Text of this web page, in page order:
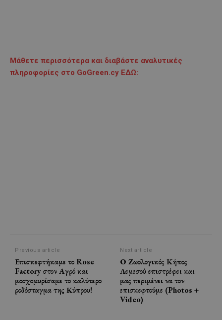
Μάθετε περισσότερα και διαβάστε αναλυτικές
πληροφορίες στο GoGreen.cy ΕΔΩ:
Previous article
Επισκεφτήκαμε το Rose
Factory στον Αγρό και
μοσχομυρίσαμε το καλύτερο
ροδόσταγμα της Κύπρου!
Next article
Ο Ζωολογικός Κήπος
Λεμεσού επιστρέφει και
μας περιμένει να τον
επισκεφτούμε (Photos +
Video)